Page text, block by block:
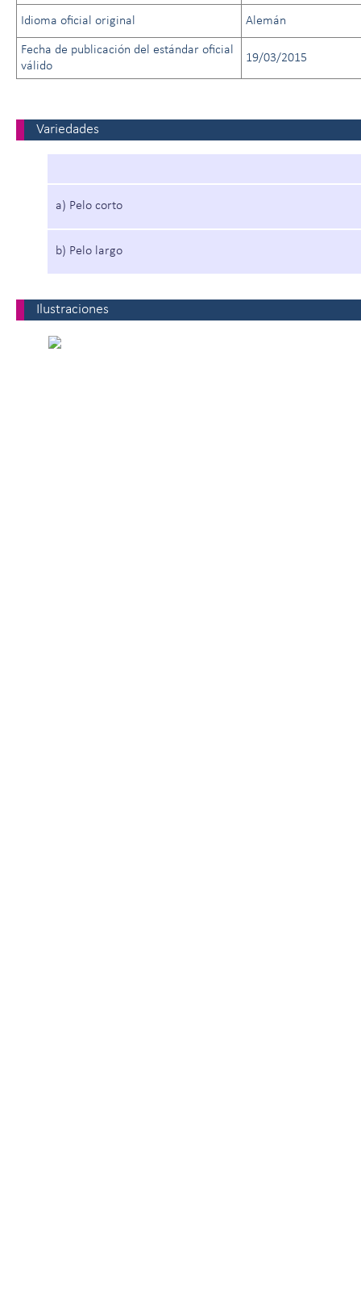
Idioma oficial original Alemán
Fecha de publicación del estándar oficial
válido
19/03/2015
Variedades
a) Pelo corto
b) Pelo largo
Ilustraciones